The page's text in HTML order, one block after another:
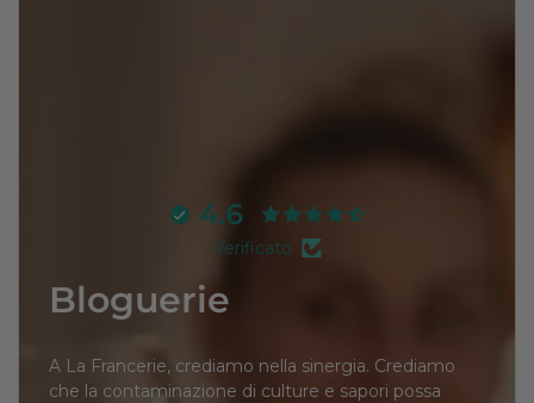
4.6
Verificato
Bloguerie
A La Francerie, crediamo nella sinergia. Crediamo
che la contaminazione di culture e sapori possa